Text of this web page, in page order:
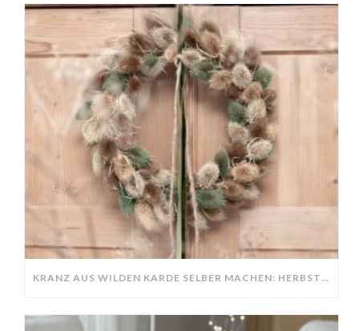
KRANZ AUS WILDEN KARDE SELBER MACHEN: HERBSTDEKO GANZ EINFACH